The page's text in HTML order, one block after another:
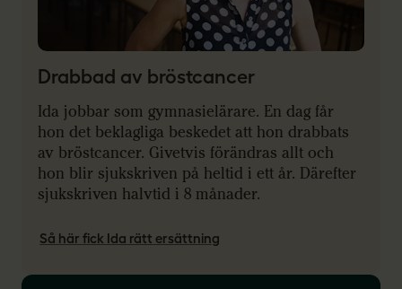
Drabbad av bröstcancer
Ida jobbar som gymnasielärare. En dag får
hon det beklagliga beskedet att hon drabbats
av bröstcancer. Givetvis förändras allt och
hon blir sjukskriven på heltid i ett år. Därefter
sjukskriven halvtid i 8 månader.
Så här fick Ida rätt ersättning